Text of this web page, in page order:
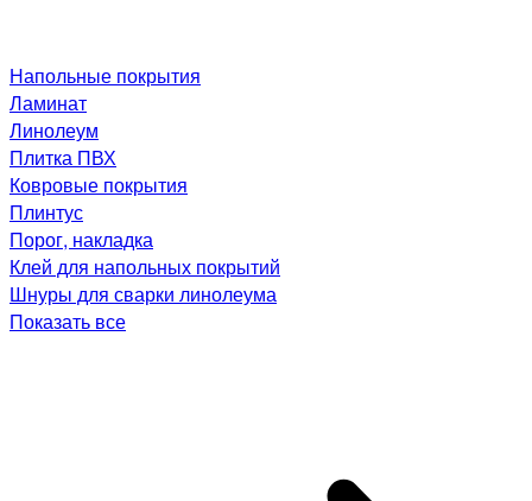
Напольные покрытия
Ламинат
Линолеум
Плитка ПВХ
Ковровые покрытия
Плинтус
Порог, накладка
Клей для напольных покрытий
Шнуры для сварки линолеума
Показать все